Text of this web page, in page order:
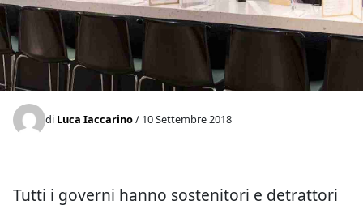
di Luca Iaccarino/ 10 Settembre 2018
Tutti i governi hanno sostenitori e detrattori